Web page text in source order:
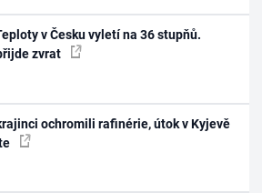
v Česku vyletí na 36 stupňů.
zvrat
ochromili rafinérie, útok v Kyjevě